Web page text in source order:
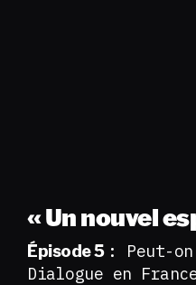
« Un nouvel
Épisode 5 : Peut-
Dialogue en